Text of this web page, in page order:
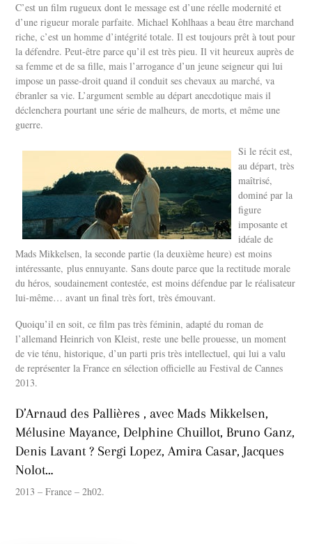
C’est un film rugueux dont le message est d’une réelle modernité et
d’une rigueur morale parfaite. Michael Kohlhaas a beau être marchand
riche, c’est un homme d’intégrité totale. Il est toujours prêt à tout pour
la défendre. Peut-être parce qu’il est très pieu. Il vit heureux auprès de
sa femme et de sa fille, mais l’arrogance d’un jeune seigneur qui lui
impose un passe-droit quand il conduit ses chevaux au marché, va
ébranler sa vie. L’argument semble au départ anecdotique mais il
déclenchera pourtant une série de malheurs, de morts, et même une
guerre.
Si le récit est,
au départ, très
maîtrisé,
dominé par la
figure
imposante et
idéale de
Mads Mikkelsen, la seconde partie (la deuxième heure) est moins
intéressante, plus ennuyante. Sans doute parce que la rectitude morale
du héros, soudainement contestée, est moins défendue par le réalisateur
lui-même… avant un final très fort, très émouvant.
Quoiqu’il en soit, ce film pas très féminin, adapté du roman de
l’allemand Heinrich von Kleist, reste une belle prouesse, un moment
de vie ténu, historique, d’un parti pris très intellectuel, qui lui a valu
de représenter la France en sélection officielle au Festival de Cannes
2013.
D’Arnaud des Pallières , avec Mads Mikkelsen,
Mélusine Mayance, Delphine Chuillot, Bruno Ganz,
Denis Lavant ? Sergi Lopez, Amira Casar, Jacques
Nolot…
2013 – France – 2h02.